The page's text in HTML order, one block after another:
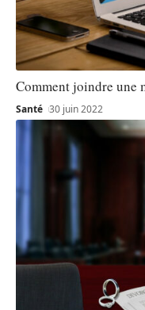
Comment joindre une
Santé 30 juin 2022